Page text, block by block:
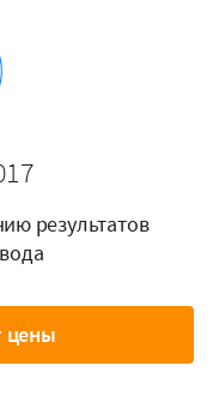
результатов
цены